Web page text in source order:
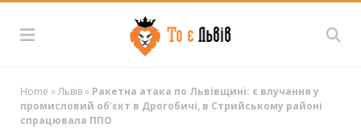
Home »Львів» Ракетна атака по Львівщині: є влучання у
промисловий об’єкт в Дрогобичі, в Стрийському районі
спрацювала ППО